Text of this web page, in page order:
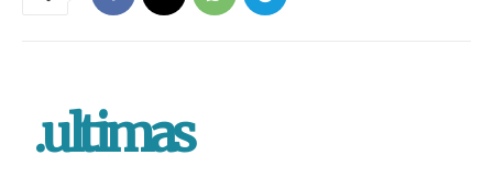
.ultimas